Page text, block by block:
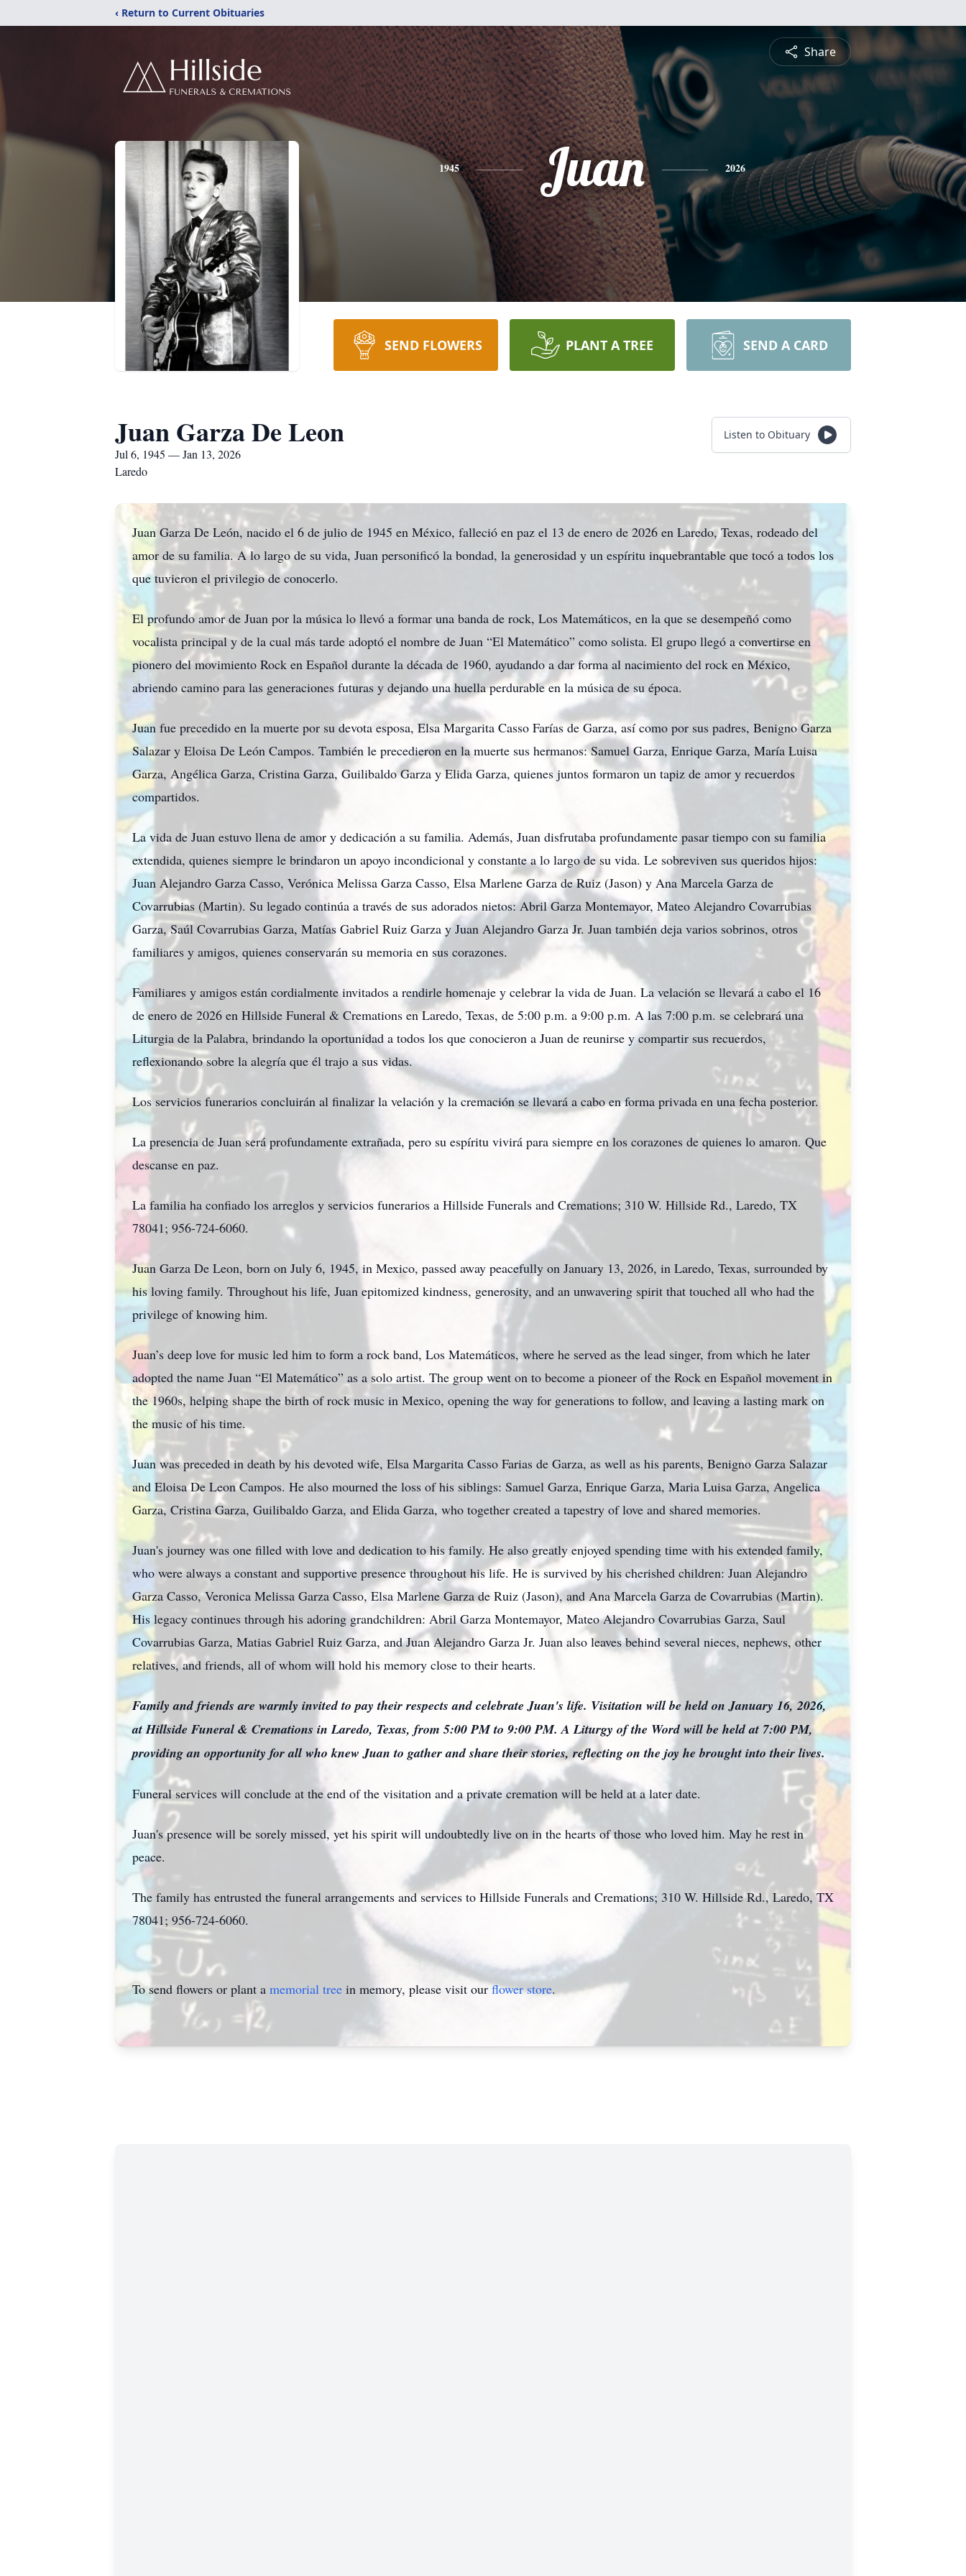
‹ Return to Current Obituaries
Share
1945 Juan 2026
SEND FLOWERS PLANT A TREE SEND A CARD
Juan Garza De Leon
Jul 6, 1945 — Jan 13, 2026
Laredo
Listen to Obituary
Juan Garza De León, nacido el 6 de julio de 1945 en México, falleció en paz el 13 de enero de 2026 en Laredo, Texas, rodeado del
amor de su familia. A lo largo de su vida, Juan personificó la bondad, la generosidad y un espíritu inquebrantable que tocó a todos los
que tuvieron el privilegio de conocerlo.
El profundo amor de Juan por la música lo llevó a formar una banda de rock, Los Matemáticos, en la que se desempeñó como
vocalista principal y de la cual más tarde adoptó el nombre de Juan “El Matemático” como solista. El grupo llegó a convertirse en
pionero del movimiento Rock en Español durante la década de 1960, ayudando a dar forma al nacimiento del rock en México,
abriendo camino para las generaciones futuras y dejando una huella perdurable en la música de su época.
Juan fue precedido en la muerte por su devota esposa, Elsa Margarita Casso Farías de Garza, así como por sus padres, Benigno Garza
Salazar y Eloisa De León Campos. También le precedieron en la muerte sus hermanos: Samuel Garza, Enrique Garza, María Luisa
Garza, Angélica Garza, Cristina Garza, Guilibaldo Garza y Elida Garza, quienes juntos formaron un tapiz de amor y recuerdos
compartidos.
La vida de Juan estuvo llena de amor y dedicación a su familia. Además, Juan disfrutaba profundamente pasar tiempo con su familia
extendida, quienes siempre le brindaron un apoyo incondicional y constante a lo largo de su vida. Le sobreviven sus queridos hijos:
Juan Alejandro Garza Casso, Verónica Melissa Garza Casso, Elsa Marlene Garza de Ruiz (Jason) y Ana Marcela Garza de
Covarrubias (Martin). Su legado continúa a través de sus adorados nietos: Abril Garza Montemayor, Mateo Alejandro Covarrubias
Garza, Saúl Covarrubias Garza, Matías Gabriel Ruiz Garza y Juan Alejandro Garza Jr. Juan también deja varios sobrinos, otros
familiares y amigos, quienes conservarán su memoria en sus corazones.
Familiares y amigos están cordialmente invitados a rendirle homenaje y celebrar la vida de Juan. La velación se llevará a cabo el 16
de enero de 2026 en Hillside Funeral & Cremations en Laredo, Texas, de 5:00 p.m. a 9:00 p.m. A las 7:00 p.m. se celebrará una
Liturgia de la Palabra, brindando la oportunidad a todos los que conocieron a Juan de reunirse y compartir sus recuerdos,
reflexionando sobre la alegría que él trajo a sus vidas.
Los servicios funerarios concluirán al finalizar la velación y la cremación se llevará a cabo en forma privada en una fecha posterior.
La presencia de Juan será profundamente extrañada, pero su espíritu vivirá para siempre en los corazones de quienes lo amaron. Que
descanse en paz.
La familia ha confiado los arreglos y servicios funerarios a Hillside Funerals and Cremations; 310 W. Hillside Rd., Laredo, TX
78041; 956-724-6060.
Juan Garza De Leon, born on July 6, 1945, in Mexico, passed away peacefully on January 13, 2026, in Laredo, Texas, surrounded by
his loving family. Throughout his life, Juan epitomized kindness, generosity, and an unwavering spirit that touched all who had the
privilege of knowing him.
Juan’s deep love for music led him to form a rock band, Los Matemáticos, where he served as the lead singer, from which he later
adopted the name Juan “El Matemático” as a solo artist. The group went on to become a pioneer of the Rock en Español movement in
the 1960s, helping shape the birth of rock music in Mexico, opening the way for generations to follow, and leaving a lasting mark on
the music of his time.
Juan was preceded in death by his devoted wife, Elsa Margarita Casso Farias de Garza, as well as his parents, Benigno Garza Salazar
and Eloisa De Leon Campos. He also mourned the loss of his siblings: Samuel Garza, Enrique Garza, Maria Luisa Garza, Angelica
Garza, Cristina Garza, Guilibaldo Garza, and Elida Garza, who together created a tapestry of love and shared memories.
Juan's journey was one filled with love and dedication to his family. He also greatly enjoyed spending time with his extended family,
who were always a constant and supportive presence throughout his life. He is survived by his cherished children: Juan Alejandro
Garza Casso, Veronica Melissa Garza Casso, Elsa Marlene Garza de Ruiz (Jason), and Ana Marcela Garza de Covarrubias (Martin).
His legacy continues through his adoring grandchildren: Abril Garza Montemayor, Mateo Alejandro Covarrubias Garza, Saul
Covarrubias Garza, Matias Gabriel Ruiz Garza, and Juan Alejandro Garza Jr. Juan also leaves behind several nieces, nephews, other
relatives, and friends, all of whom will hold his memory close to their hearts.
Family and friends are warmly invited to pay their respects and celebrate Juan's life. Visitation will be held on January 16, 2026,
at Hillside Funeral & Cremations in Laredo, Texas, from 5:00 PM to 9:00 PM. A Liturgy of the Word will be held at 7:00 PM,
providing an opportunity for all who knew Juan to gather and share their stories, reflecting on the joy he brought into their lives.
Funeral services will conclude at the end of the visitation and a private cremation will be held at a later date.
Juan's presence will be sorely missed, yet his spirit will undoubtedly live on in the hearts of those who loved him. May he rest in
peace.
The family has entrusted the funeral arrangements and services to Hillside Funerals and Cremations; 310 W. Hillside Rd., Laredo, TX
78041; 956-724-6060.
To send flowers or plant a memorial tree in memory, please visit ourflower store.